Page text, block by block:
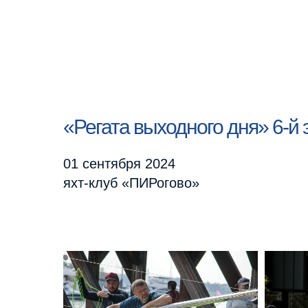
«Регата выходного дня» 6-й
01 сентября 2024
яхт-клуб «ПИРогово»